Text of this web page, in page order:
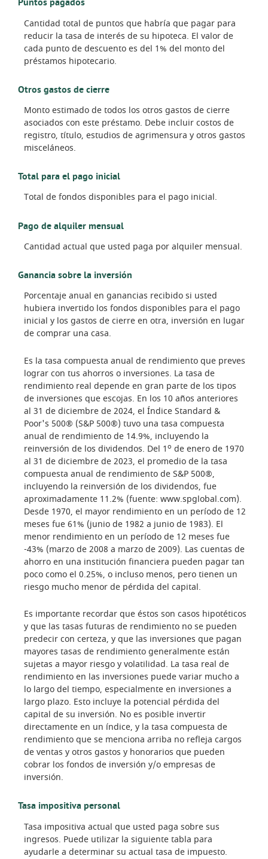
Cantidad total de puntos que habría que pagar para
reducir la tasa de interés de su hipoteca. El valor de
cada punto de descuento es del 1% del monto del
préstamos hipotecario.
Otros gastos de cierre
Monto estimado de todos los otros gastos de cierre
asociados con este préstamo. Debe incluir costos de
registro, título, estudios de agrimensura y otros gastos
misceláneos.
Total para el pago inicial
Total de fondos disponibles para el pago inicial.
Pago de alquiler mensual
Cantidad actual que usted paga por alquiler mensual.
Ganancia sobre la inversión
Porcentaje anual en ganancias recibido si usted
hubiera invertido los fondos disponibles para el pago
inicial y los gastos de cierre en otra, inversión en lugar
de comprar una casa.
Es la tasa compuesta anual de rendimiento que preves
lograr con tus ahorros o inversiones. La tasa de
rendimiento real depende en gran parte de los tipos
de inversiones que escojas. En los 10 años anteriores
al 31 de diciembre de 2024, el Índice Standard &
Poor's 500® (S&P 500®) tuvo una tasa compuesta
anual de rendimiento de 14.9%, incluyendo la
reinversión de los dividendos. Del 1 o de enero de 1970
al 31 de diciembre de 2023, el promedio de la tasa
compuesta anual de rendimiento de S&P 500®,
incluyendo la reinversión de los dividendos, fue
aproximadamente 11.2% (fuente: www.spglobal.com).
Desde 1970, el mayor rendimiento en un período de 12
meses fue 61% (junio de 1982 a junio de 1983). El
menor rendimiento en un período de 12 meses fue
-43% (marzo de 2008 a marzo de 2009). Las cuentas de
ahorro en una institución financiera pueden pagar tan
poco como el 0.25%, o incluso menos, pero tienen un
riesgo mucho menor de pérdida del capital.
Es importante recordar que éstos son casos hipotéticos
y que las tasas futuras de rendimiento no se pueden
predecir con certeza, y que las inversiones que pagan
mayores tasas de rendimiento generalmente están
sujetas a mayor riesgo y volatilidad. La tasa real de
rendimiento en las inversiones puede variar mucho a
lo largo del tiempo, especialmente en inversiones a
largo plazo. Esto incluye la potencial pérdida del
capital de su inversión. No es posible invertir
directamente en un índice, y la tasa compuesta de
rendimiento que se menciona arriba no refleja cargos
de ventas y otros gastos y honorarios que pueden
cobrar los fondos de inversión y/o empresas de
inversión.
Tasa impositiva personal
Tasa impositiva actual que usted paga sobre sus
ingresos. Puede utilizar la siguiente tabla para
ayudarle a determinar su actual tasa de impuesto.